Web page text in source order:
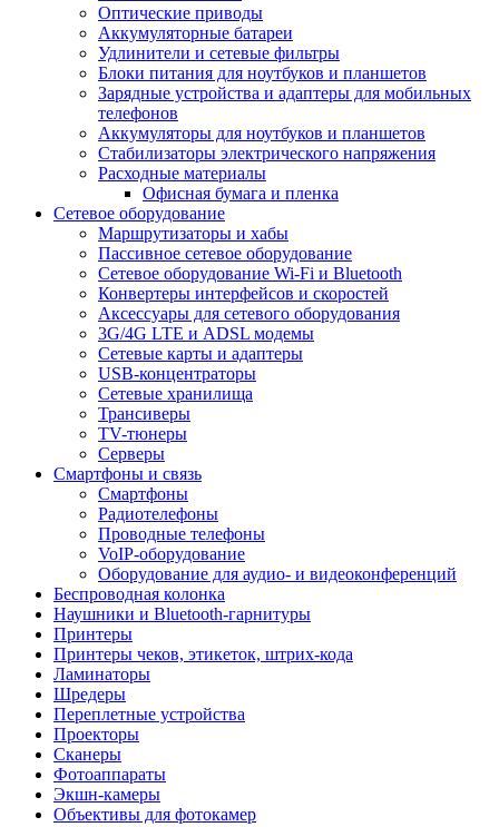
Оптические приводы
Аккумуляторные батареи
Удлинители и сетевые фильтры
Блоки питания для ноутбуков и планшетов
Зарядные устройства и адаптеры для мобильных
телефонов
Аккумуляторы для ноутбуков и планшетов
Стабилизаторы электрического напряжения
Расходные материалы
Офисная бумага и пленка
Сетевое оборудование
Маршрутизаторы и хабы
Пассивное сетевое оборудование
Сетевое оборудование Wi-Fi и Bluetooth
Конвертеры интерфейсов и скоростей
Аксессуары для сетевого оборудования
3G/4G LTE и ADSL модемы
Сетевые карты и адаптеры
USB-концентраторы
Сетевые хранилища
Трансиверы
TV-тюнеры
Серверы
Смартфоны и связь
Смартфоны
Радиотелефоны
Проводные телефоны
VoIP-оборудование
Оборудование для аудио- и видеоконференций
Беспроводная колонка
Наушники и Bluetooth-гарнитуры
Принтеры
Принтеры чеков, этикеток, штрих-кода
Ламинаторы
Шредеры
Переплетные устройства
Проекторы
Сканеры
Фотоаппараты
Экшн-камеры
Объективы для фотокамер